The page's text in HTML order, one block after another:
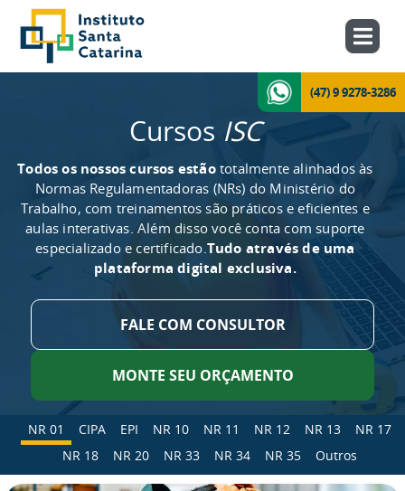
(47) 9 9278-3286
Cursos ISC
Todos os nossos cursos estãototalmente alinhados às
Normas Regulamentadoras (NRs) do Ministério do
Trabalho, com treinamentos são práticos e eficientes e
aulas interativas. Além disso você conta com suporte
especializado e certificado.Tudo através de uma
plataforma digital exclusiva.
FALE COM CONSULTOR
MONTE SEU ORÇAMENTO
NR 01 CIPA EPI NR 10 NR 11 NR 12 NR 13
NR 17
NR 18
NR 20 NR 33 NR 34 NR 35 Outros